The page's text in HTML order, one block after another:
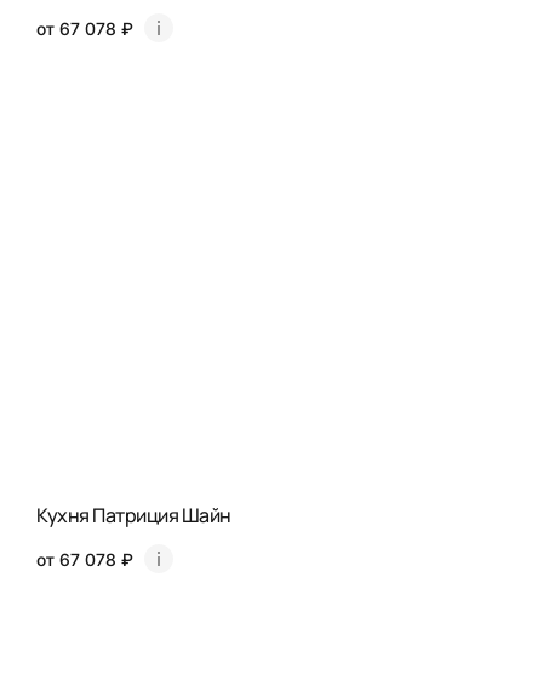
от 67 078 ₽
Кухня Патриция Шайн
от 67 078 ₽